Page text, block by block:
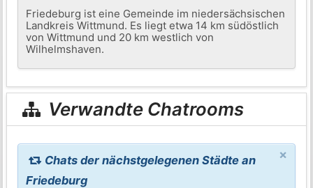
Friedeburg ist eine Gemeinde im niedersächsischen
Landkreis Wittmund. Es liegt etwa 14 km südöstlich
von Wittmund und 20 km westlich von
Wilhelmshaven.
Verwandte Chatrooms
×
Chats der nächstgelegenen Städte an
Friedeburg